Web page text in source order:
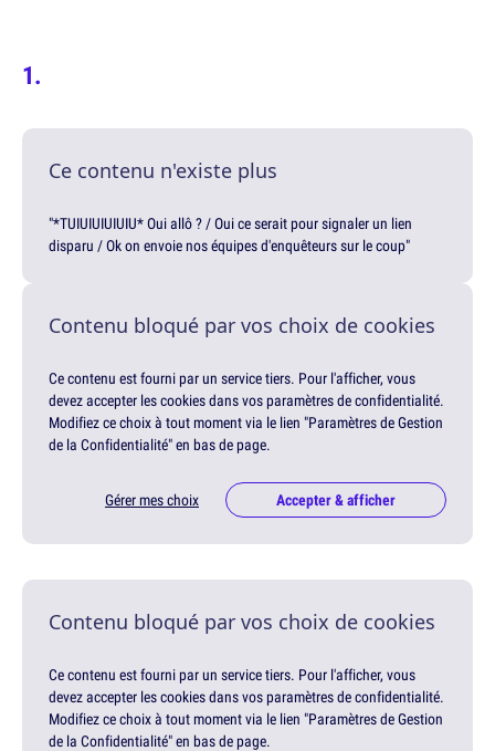
Ce contenu n'existe plus
"*TUIUIUIUIUIU* Oui allô ? / Oui ce serait pour signaler un lien
disparu / Ok on envoie nos équipes d'enquêteurs sur le coup"
Contenu bloqué par vos choix de cookies
Ce contenu est fourni par un service tiers. Pour l'afficher, vous
devez accepter les cookies dans vos paramètres de confidentialité.
Modifiez ce choix à tout moment via le lien "Paramètres de Gestion
de la Confidentialité" en bas de page.
Gérer mes choix Accepter & afficher
Contenu bloqué par vos choix de cookies
Ce contenu est fourni par un service tiers. Pour l'afficher, vous
devez accepter les cookies dans vos paramètres de confidentialité.
Modifiez ce choix à tout moment via le lien "Paramètres de Gestion
de la Confidentialité" en bas de page.